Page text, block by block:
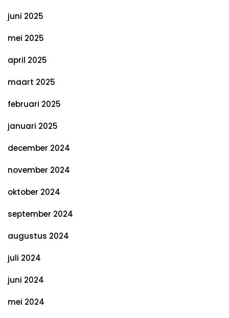
juni 2025
mei 2025
april 2025
maart 2025
februari 2025
januari 2025
december 2024
november 2024
oktober 2024
september 2024
augustus 2024
juli 2024
juni 2024
mei 2024